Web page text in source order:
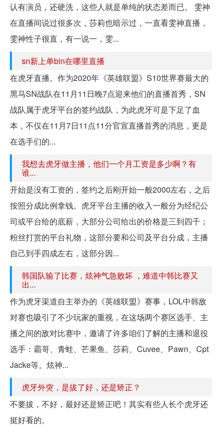
认有演员，还硬洗，这些人就是单纯的状态差而已。 雯神
在直播间说过很多次，莎莉也暗示过，一直看雯神直播，
雯神性子很直，有一说一，雯...
sn新上单bin在哪里直播
在虎牙直播。作为2020年《英雄联盟》S10世界赛最大的
黑马SN战队在11月11日晚7点迎来他们的直播首秀，SN
战队属于虎牙平台的签约战队，为此虎牙可是下足了血
本，不仅在11月7日11点11分官宣直播首秀的消息，更是
在选手们的...
我想去虎牙做主播，他们一个月工资是多少啊？有
谁...
开始是没有工资的，签约之后刚开始一般2000左右，之后
按照分成比例拿钱。虎牙平台主播的收入一般分为经纪公
司或平台给的底薪，大部分公司给出的价格是三到四千；
粉丝打赏的平台礼物，这部分要和公司及平台分成，主播
自己到手四成左右，这部分因...
韩国队输了比赛，炫神气急败坏 ，难道中韩比赛又
出...
作为虎牙渠道自主举办的《英雄联盟》赛事，LOL中韩敌
对赛也吸引了不少玩家的重视，在这场两个赛区选手、主
播之间的敌对比赛中，邀请了许多咱们了解的主播和退役
选手：霸哥、青蛙、芒果鱼、莎莉、Cuvee、Pawn、Cpt
Jacke等。炫神...
虎牙外突，是拔了好，还是矫正？
不要拔，不好，最好还是矫正吧！其实有些人长个虎牙还
挺好看的。